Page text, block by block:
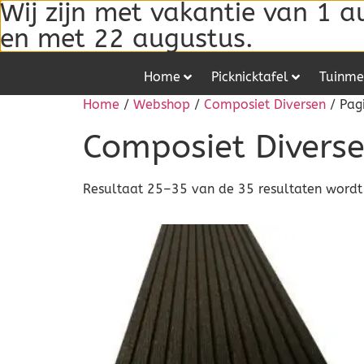
Home Picknicktafel
Home / Webshop / Composiet Diversen /
Composiet
Resultaat 25–35 van de 35 resultaten
Wij zijn met vakantie van 1
en met 22 augustus.